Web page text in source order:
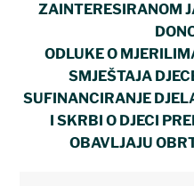
ZAINTERESIRANOM
ODLUKE O
SMJEŠTAJA
SUFINANCIRANJE
I SKRBI O DJECI
OBAVLJAJU